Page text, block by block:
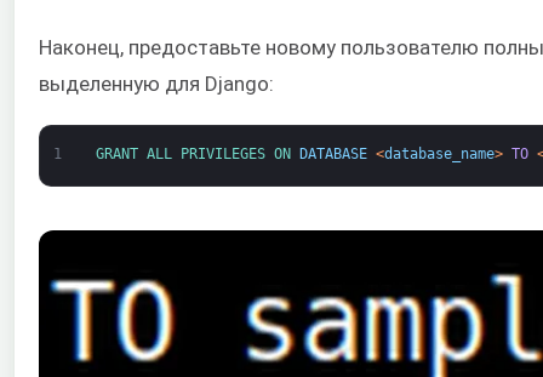
Наконец, предоставьте новому пользователю
выделенную для Django:
1 GRANT ALL PRIVILEGES ON DATABASE <database_name> TO